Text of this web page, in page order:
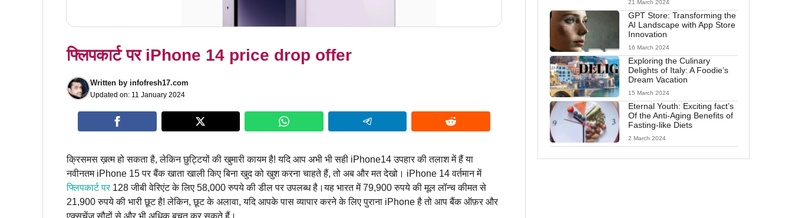
फ्लिपकार्ट पर iPhone 14 price drop offer
Written by infofresh17.com
Updated on: 11 January 2024
क्रिसमस ख़त्म हो सकता है, लेकिन छुट्टियों की खुमारी कायम है! यदि आप अभी भी सही iPhone14 उपहार की तलाश में हैं या
नवीनतम iPhone 15 पर बैंक खाता खाली किए बिना खुद को खुश करना चाहते हैं, तो अब और मत देखो। iPhone 14 वर्तमान में
फ्लिपकार्ट पर 128 जीबी वेरिएंट के लिए 58,000 रुपये की डील पर उपलब्ध है।यह भारत में 79,900 रुपये की मूल लॉन्च कीमत से
21,900 रुपये की भारी छूट है! लेकिन, छूट के अलावा, यदि आपके पास व्यापार करने के लिए पुराना iPhone है तो आप बैंक ऑफ़र और
21 March 2024
GPT Store: Transforming the
AI Landscape with App Store
Innovation
16 March 2024
Exploring the Culinary
Delights of Italy: A Foodie’s
Dream Vacation
15 March 2024
Eternal Youth: Exciting fact’s
Of the Anti-Aging Benefits of
Fasting-like Diets
2 March 2024